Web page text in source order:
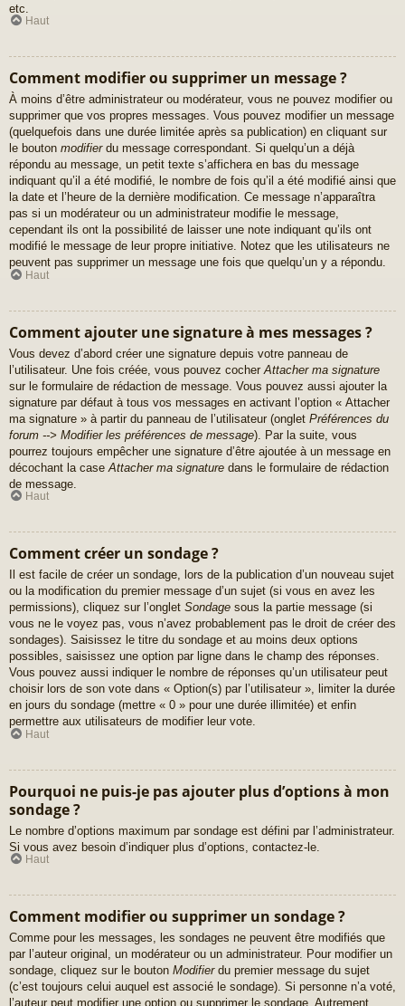
etc.
Haut
Comment modifier ou supprimer un message ?
À moins d’être administrateur ou modérateur, vous ne pouvez modifier ou
supprimer que vos propres messages. Vous pouvez modifier un message
(quelquefois dans une durée limitée après sa publication) en cliquant sur
le bouton modifierdu message correspondant. Si quelqu’un a déjà
répondu au message, un petit texte s’affichera en bas du message
indiquant qu’il a été modifié, le nombre de fois qu’il a été modifié ainsi que
la date et l’heure de la dernière modification. Ce message n’apparaîtra
pas si un modérateur ou un administrateur modifie le message,
cependant ils ont la possibilité de laisser une note indiquant qu’ils ont
modifié le message de leur propre initiative. Notez que les utilisateurs ne
peuvent pas supprimer un message une fois que quelqu’un y a répondu.
Haut
Comment ajouter une signature à mes messages ?
Vous devez d’abord créer une signature depuis votre panneau de
l’utilisateur. Une fois créée, vous pouvez cocher Attacher ma signature
sur le formulaire de rédaction de message. Vous pouvez aussi ajouter la
signature par défaut à tous vos messages en activant l’option « Attacher
ma signature » à partir du panneau de l’utilisateur (onglet Préférences du
forum --> Modifier les préférences de message). Par la suite, vous
pourrez toujours empêcher une signature d’être ajoutée à un message en
décochant la case Attacher ma signature dans le formulaire de rédaction
de message.
Haut
Comment créer un sondage ?
Il est facile de créer un sondage, lors de la publication d’un nouveau sujet
ou la modification du premier message d’un sujet (si vous en avez les
permissions), cliquez sur l’onglet Sondage sous la partie message (si
vous ne le voyez pas, vous n’avez probablement pas le droit de créer des
sondages). Saisissez le titre du sondage et au moins deux options
possibles, saisissez une option par ligne dans le champ des réponses.
Vous pouvez aussi indiquer le nombre de réponses qu’un utilisateur peut
choisir lors de son vote dans « Option(s) par l’utilisateur », limiter la durée
en jours du sondage (mettre « 0 » pour une durée illimitée) et enfin
permettre aux utilisateurs de modifier leur vote.
Haut
Pourquoi ne puis-je pas ajouter plus d’options à mon
sondage ?
Le nombre d’options maximum par sondage est défini par l’administrateur.
Si vous avez besoin d’indiquer plus d’options, contactez-le.
Haut
Comment modifier ou supprimer un sondage ?
Comme pour les messages, les sondages ne peuvent être modifiés que
par l’auteur original, un modérateur ou un administrateur. Pour modifier un
sondage, cliquez sur le bouton Modifierdu premier message du sujet
(c’est toujours celui auquel est associé le sondage). Si personne n’a voté,
l’auteur peut modifier une option ou supprimer le sondage. Autrement,